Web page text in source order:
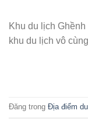
Khu du lịch
khu du lịch vô
Đăng trong Địa điểm